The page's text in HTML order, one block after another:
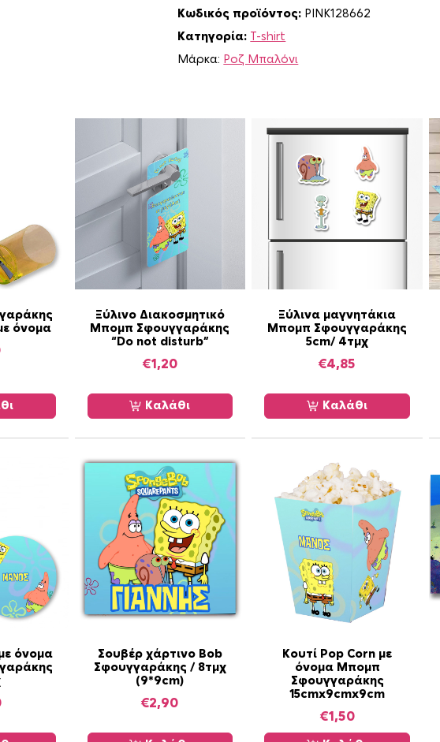
B
o
b
ο
γ
γ
α
ρ
ά
κ
ς
ι
α
α
ό
ρ
ι
μ
ε
ό
ν
ο
μ
α
π
ο
τ
η
τ
Κωδικός προϊόντος: PINK128662
Κατηγορία: T-shirt
Μάρκα: Ροζ Μπαλόνι
όνομα
Ξύλινο Διακοσμητικό
Μπομπ Σφουγγαράκης
“Do not disturb”
€1,20
Καλάθι
Ξύλινα μαγνητάκια
Μπομπ Σφουγγαράκης
5cm/ 4τμχ
€4,85
Καλάθι
όνομα
Σουβέρ χάρτινο Bob
Σφουγγαράκης / 8τμχ
(9*9cm)
€2,90
Κουτί Pop Corn με
όνομα Μπομπ
Σφουγγαράκης
15cmx9cmx9cm
€1,50